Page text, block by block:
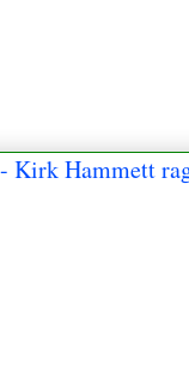
Kirk Hammett